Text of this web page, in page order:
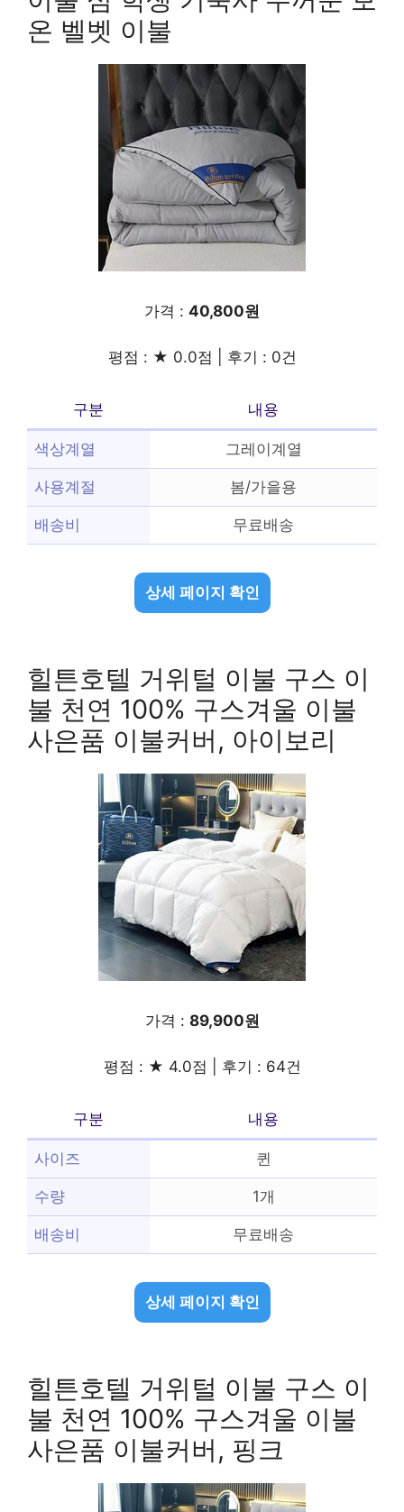
온 벨벳 이불
가격 : 40,800원
평점 : ★ 0.0점 | 후기 : 0건
구분 내용
색상계열 그레이계열
사용계절 봄/가을용
배송비 무료배송
상세 페이지 확인
힐튼호텔 거위털 이불 구스 이
불 천연 100% 구스겨울 이불
사은품 이불커버, 아이보리
가격 : 89,900원
평점 : ★ 4.0점 | 후기 : 64건
구분 내용
사이즈 퀸
수량 1개
배송비 무료배송
상세 페이지 확인
힐튼호텔 거위털 이불 구스 이
불 천연 100% 구스겨울 이불
사은품 이불커버, 핑크